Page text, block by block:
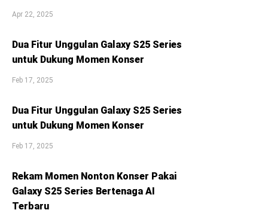
Apr 22, 2025
Dua Fitur Unggulan Galaxy S25 Series
untuk Dukung Momen Konser
Feb 17, 2025
Dua Fitur Unggulan Galaxy S25 Series
untuk Dukung Momen Konser
Feb 17, 2025
Rekam Momen Nonton Konser Pakai
Galaxy S25 Series Bertenaga AI
Terbaru